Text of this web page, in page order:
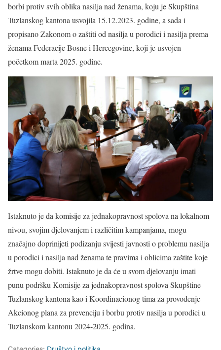
borbi protiv svih oblika nasilja nad ženama, koju je Skupština
Tuzlanskog kantona usvojila 15.12.2023. godine, a sada i
propisano Zakonom o zaštiti od nasilja u porodici i nasilja prema
ženama Federacije Bosne i Hercegovine, koji je usvojen
početkom marta 2025. godine.
Istaknuto je da komisije za jednakopravnost spolova na lokalnom
nivou, svojim djelovanjem i različitim kampanjama, mogu
značajno doprinijeti podizanju svijesti javnosti o problemu nasilja
u porodici i nasilja nad ženama te pravima i oblicima zaštite koje
žrtve mogu dobiti. Istaknuto je da će u svom djelovanju imati
punu podršku Komisije za jednakopravnost spolova Skupštine
Tuzlanskog kantona kao i Koordinacionog tima za provođenje
Akcionog plana za prevenciju i borbu protiv nasilja u porodici u
Tuzlanskom kantonu 2024-2025. godina.